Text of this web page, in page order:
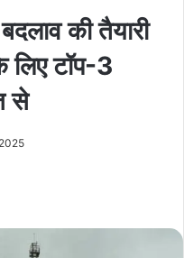
की तैयारी
लिए टॉप-3
से